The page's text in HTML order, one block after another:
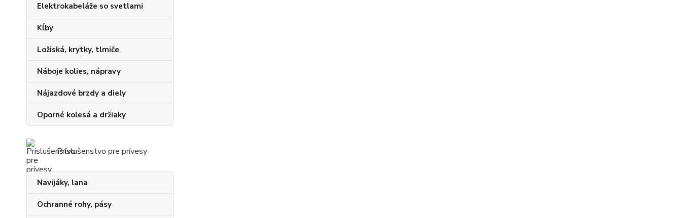
Elektrokabeláže so svetlami
Kĺby
Ložiská, krytky, tlmiče
Náboje kolies, nápravy
Nájazdové brzdy a diely
Oporné kolesá a držiaky
Príslušenstvo pre prívesy
Navijáky, lana
Ochranné rohy, pásy